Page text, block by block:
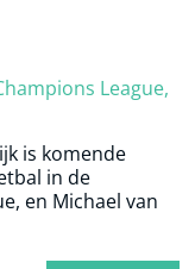
League,
is komende
in de
en Michael van